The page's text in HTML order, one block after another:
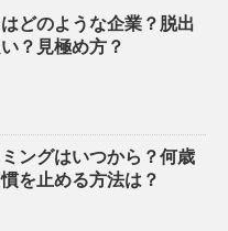
どのような企業？脱出
？見極め方？
ングはいつから？何歳
を止める方法は？